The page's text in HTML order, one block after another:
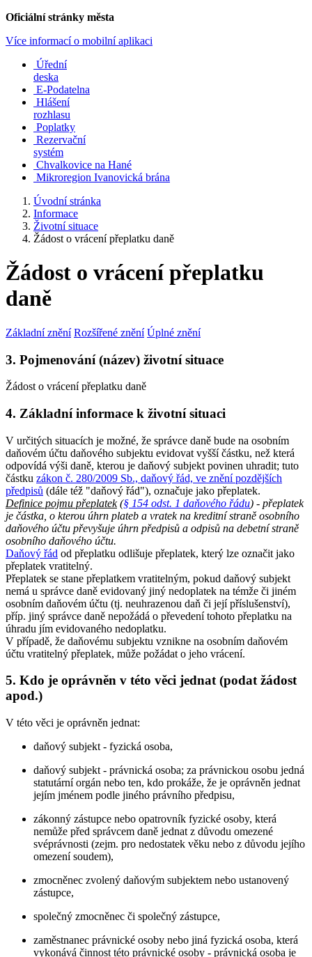
Oficiální stránky města
Více informací o mobilní aplikaci
Úřední
deska
E-Podatelna
Hlášení
rozhlasu
Poplatky
Rezervační
systém
Chvalkovice na Hané
Mikroregion Ivanovická brána
Úvodní stránka
Informace
Životní situace
Žádost o vrácení přeplatku daně
Žádost o vrácení přeplatku
daně
Základní znění Rozšířené znění Úplné znění
3. Pojmenování (název) životní situace
Žádost o vrácení přeplatku daně
4. Základní informace k životní situaci
V určitých situacích je možné, že správce daně bude na osobním
daňovém účtu daňového subjektu evidovat vyšší částku, než která
odpovídá výši daně, kterou je daňový subjekt povinen uhradit; tuto
částku zákon č. 280/2009 Sb., daňový řád, ve znění pozdějších
předpisů (dále též "daňový řád"), označuje jako přeplatek.
Definice pojmu přeplatek(§ 154 odst. 1 daňového řádu) - přeplatek
je částka, o kterou úhrn plateb a vratek na kreditní straně osobního
daňového účtu převyšuje úhrn předpisů a odpisů na debetní straně
osobního daňového účtu.
Daňový řád od přeplatku odlišuje přeplatek, který lze označit jako
přeplatek vratitelný.
Přeplatek se stane přeplatkem vratitelným, pokud daňový subjekt
nemá u správce daně evidovaný jiný nedoplatek na témže či jiném
osobním daňovém účtu (tj. neuhrazenou daň či její příslušenství),
příp. jiný správce daně nepožádá o převedení tohoto přeplatku na
úhradu jím evidovaného nedoplatku.
V případě, že daňovému subjektu vznikne na osobním daňovém
účtu vratitelný přeplatek, může požádat o jeho vrácení.
5. Kdo je oprávněn v této věci jednat (podat žádost
apod.)
V této věci je oprávněn jednat:
daňový subjekt - fyzická osoba,
daňový subjekt - právnická osoba; za právnickou osobu jedná
statutární orgán nebo ten, kdo prokáže, že je oprávněn jednat
jejím jménem podle jiného právního předpisu,
zákonný zástupce nebo opatrovník fyzické osoby, která
nemůže před správcem daně jednat z důvodu omezené
svéprávnosti (zejm. pro nedostatek věku nebo z důvodu jejího
omezení soudem),
zmocněnec zvolený daňovým subjektem nebo ustanovený
zástupce,
společný zmocněnec či společný zástupce,
zaměstnanec právnické osoby nebo jiná fyzická osoba, která
vykonává činnost této právnické osoby - právnická osoba je